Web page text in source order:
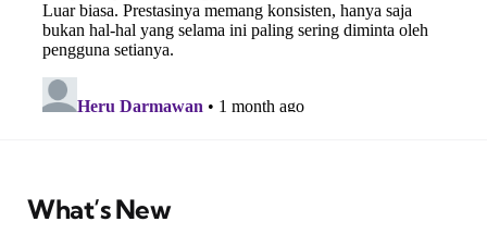
What’s New